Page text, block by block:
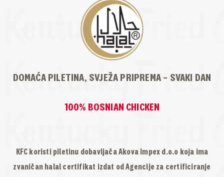
DOMAĆA PILETINA, SVJEŽA PRIPREMA – SVAKI DAN
100% BOSNIAN CHICKEN
KFC koristi piletinu dobavljača Akova Impex d.o.o koja ima
zvaničan halal certifikat izdat od Agencije za certificiranje